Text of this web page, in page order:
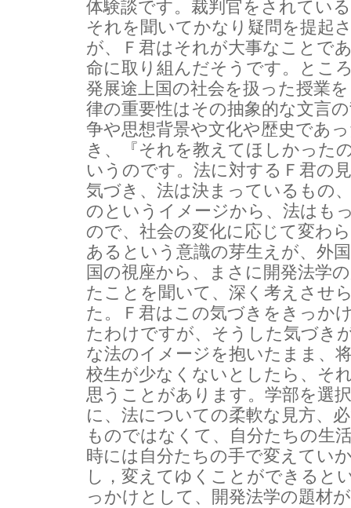
体験談です。裁判官をされてい
それを聞いてかなり疑問を提起
が、Ｆ君はそれが大事なことで
命に取り組んだそうです。とこ
発展途上国の社会を扱った授業
律の重要性はその抽象的な文言
争や思想背景や文化や歴史であ
き、『それを教えてほしかった
いうのです。法に対するＦ君の
気づき、法は決まっているもの
のというイメージから、法はも
ので、社会の変化に応じて変わ
あるという意識の芽生えが、外
国の視座から、まさに開発法学
たことを聞いて、深く考えさせ
た。Ｆ君はこの気づきをきっか
たわけですが、そうした気づき
な法のイメージを抱いたまま、
校生が少なくないとしたら、そ
思うことがあります。学部を選
に、法についての柔軟な見方、
ものではなくて、自分たちの生
時には自分たちの手で変えてい
し，変えてゆくことができると
っかけとして、開発法学の題材